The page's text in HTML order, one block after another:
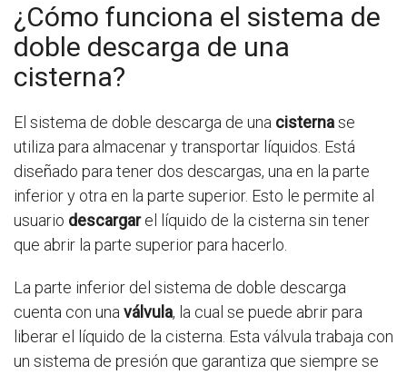
¿Cómo funciona el sistema de
doble descarga de una
cisterna?
El sistema de doble descarga de una cisternase
utiliza para almacenar y transportar líquidos. Está
diseñado para tener dos descargas, una en la parte
inferior y otra en la parte superior. Esto le permite al
usuario descargarel líquido de la cisterna sin tener
que abrir la parte superior para hacerlo.
La parte inferior del sistema de doble descarga
cuenta con una válvula, la cual se puede abrir para
liberar el líquido de la cisterna. Esta válvula trabaja con
un sistema de presión que garantiza que siempre se